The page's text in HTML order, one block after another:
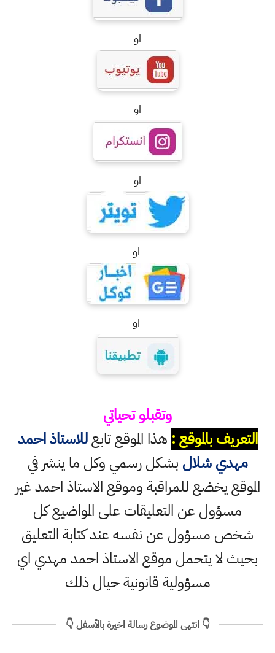
او
او
او
او
او
وتقبلو تحياتي
التعريف بالموقع : هذا الموقع تابعللاستاذ احمد
مهدي شلال بشكل رسمي وكل ما ينشر في
الموقع يخضع للمراقبة وموقع الاستاذ احمد غير
مسؤول عن التعليقات على المواضيع كل
شخص مسؤول عن نفسه عند كتابة التعليق
بحيث لا يتحمل موقع الاستاذ احمد مهدي اي
مسؤولية قانونية حيال ذلك
👇 انتهى الموضوع رسالة اخيرة بالأسفل 👇